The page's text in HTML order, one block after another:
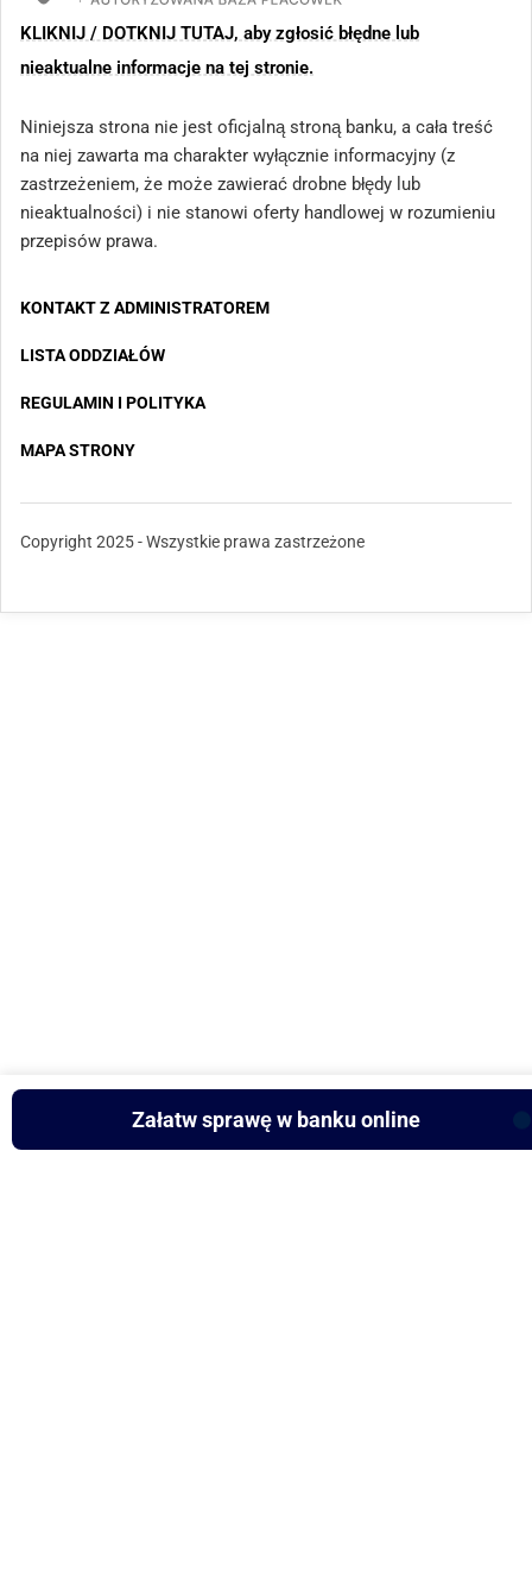
KLIKNIJ / DOTKNIJ TUTAJ, aby zgłosić błędne lub
nieaktualne informacje na tej stronie.
Niniejsza strona nie jest oficjalną stroną banku, a cała treść
na niej zawarta ma charakter wyłącznie informacyjny (z
zastrzeżeniem, że może zawierać drobne błędy lub
nieaktualności) i nie stanowi oferty handlowej w rozumieniu
przepisów prawa.
KONTAKT Z ADMINISTRATOREM
LISTA ODDZIAŁÓW
REGULAMIN I POLITYKA
MAPA STRONY
Copyright 2025 - Wszystkie prawa zastrzeżone
Załatw sprawę w banku online